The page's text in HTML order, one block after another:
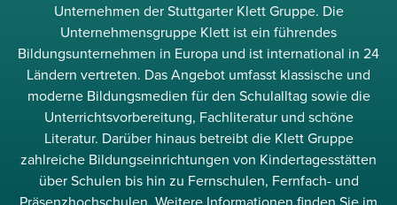
Unternehmen der Stuttgarter Klett Gruppe. Die
Unternehmensgruppe Klett ist ein führendes
Bildungsunternehmen in Europa und ist international in 24
Ländern vertreten. Das Angebot umfasst klassische und
moderne Bildungsmedien für den Schulalltag sowie die
Unterrichtsvorbereitung, Fachliteratur und schöne
Literatur. Darüber hinaus betreibt die Klett Gruppe
zahlreiche Bildungseinrichtungen von Kindertagesstätten
über Schulen bis hin zu Fernschulen, Fernfach- und